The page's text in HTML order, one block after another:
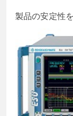
製品の安定性